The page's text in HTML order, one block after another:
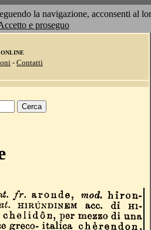
la navigazione, acconsenti
e proseguo
- Contatti